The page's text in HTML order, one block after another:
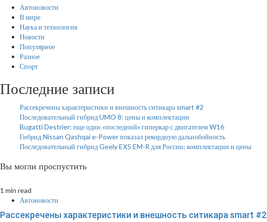
Автоновости
В мире
Наука и технология
Новости
Популярное
Разное
Спорт
Последние записи
Рассекречены характеристики и внешность ситикара smart #2
Последовательный гибрид UMO 8: цены и комплектации
Bugatti Destrier: еще один «последний» гиперкар с двигателем W16
Гибрид Nissan Qashqai e-Power показал рекордную дальнобойность
Последовательный гибрид Geely EX5 EM-R для России: комплектации и цены
Вы могли проспустить
1 min read
Автоновости
Рассекречены характеристики и внешность ситикара smart #2